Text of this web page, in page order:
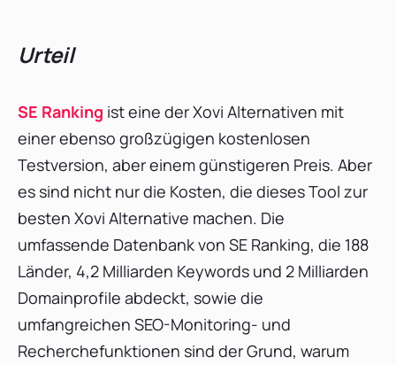
Urteil
SE Ranking ist eine der Xovi Alternativen mit
einer ebenso großzügigen kostenlosen
Testversion, aber einem günstigeren Preis. Aber
es sind nicht nur die Kosten, die dieses Tool zur
besten Xovi Alternative machen. Die
umfassende Datenbank von SE Ranking, die 188
Länder, 4,2 Milliarden Keywords und 2 Milliarden
Domainprofile abdeckt, sowie die
umfangreichen SEO-Monitoring- und
Recherchefunktionen sind der Grund, warum